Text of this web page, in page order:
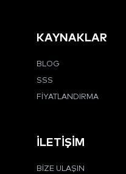
KAYNAKLAR
BLOG
SSS
FIYATLANDIRMA
İLETIŞIM
BIZE ULAŞIN